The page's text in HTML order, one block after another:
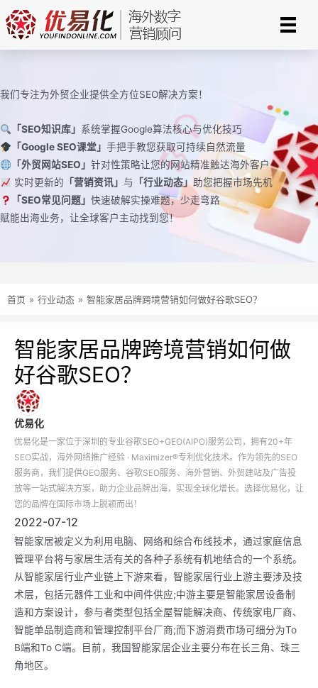
至
我们专注为外贸企业提供全方位SEO解决方案！
「SEO知识库」 系统掌握Google算法核心与优化技巧
「Google SEO课堂」 手把手教您获取可持续自然流量
「外贸网站SEO」 针对性策略让您的网站精准触达海外客户
实时更新的 「营销资讯」 与 「行业动态」 助您把握市场先机
「SEO常见问题」 快速破解实操难题，少走弯路
赋能出海业务，让全球客户主动找到您！
首页 » 行业动态 » 智能家居品牌跨境营销如何做好谷歌SEO？
智能家居品牌跨境营销如何做
好谷歌SEO？
优易化
优易化是一家位于深圳的专业谷歌SEO+GEO(AIPO)服务公司，拥有20+年
SEO实战，海外网络推广经验 · Maximizer®专利优化技术。作为领先的SEO
服务商，我们提供GEO服务、谷歌SEO服务、海外营销、外贸建站及广告投
放等一站式解决方案，助力企业品牌出海，实现全球化增长。选择优易化，让
您的品牌在国际市场上脱颖而出！
2022-07-12
智能家居被定义为利用电脑、网络和综合布线技术，通过家庭信息
管理平台将与家居生活有关的各种子系统有机地结合的一个系统。
从智能家居行业产业链上下游来看，智能家居行业上游主要涉及技
术层，包括元器件工业和中间件供应;中游主要是智能家居设备制
造和方案设计，参与者类型包括全屋智能解决商、传统家电厂商、
智能单品制造商和管理控制平台厂商;而下游消费市场可细分为To
B端和To C端。目前，我国智能家居企业主要分布在长三角、珠三
角地区。